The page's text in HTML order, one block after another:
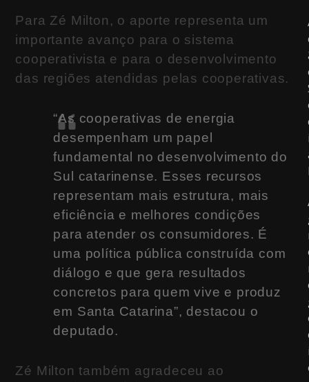
Para Zé Milton, o aporte representa um
importante avanço para o sistema
cooperativista e para o desenvolvimento
das regiões atendidas pelas cooperativas.
“As cooperativas de energia
desempenham um papel
fundamental no desenvolvimento do
Sul catarinense. Esses recursos
representam mais estrutura, mais
eficiência e melhores condições
para atender os consumidores. É
uma política pública construída com
diálogo e que gera resultados
concretos para quem vive e produz
em Santa Catarina”, destacou o
deputado.
Zé Milton também agradeceu ao